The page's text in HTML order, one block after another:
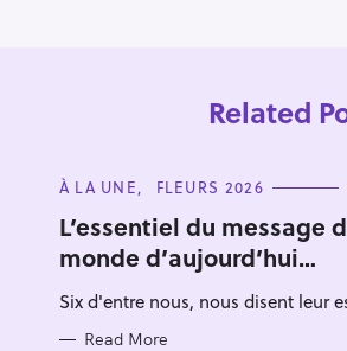
Related
C
T
E
G
O
I
S
À LA UNE FLEURS 2026
L’essentiel du message
monde d’aujourd’hui…
Six d'entre nous, nous disent leur
Read More